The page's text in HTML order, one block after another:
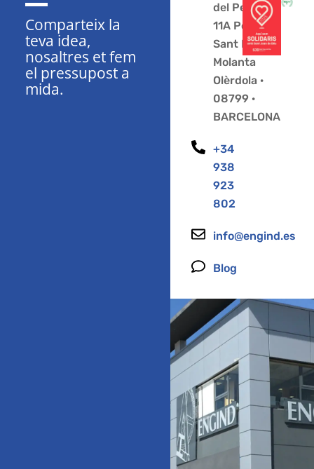
Comparteix la
teva idea,
nosaltres et fem
el pressupost a
mida.
del Penedès
11A Polígon
Sant Pere
Molanta
Olèrdola ·
08799 ·
BARCELONA
+34
938
923
802
info@engind.es
Blog